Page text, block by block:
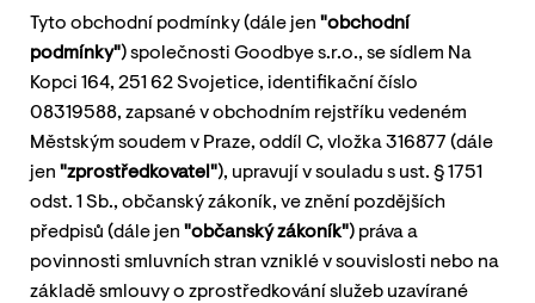
Tyto obchodní podmínky (dále jen "obchodní
podmínky") společnosti Goodbye s.r.o., se sídlem Na
Kopci 164, 251 62 Svojetice, identifikační číslo
08319588, zapsané v obchodním rejstříku vedeném
Městským soudem v Praze, oddíl C, vložka 316877 (dále
jen "zprostředkovatel"), upravují v souladu s ust. § 1751
odst. 1 Sb., občanský zákoník, ve znění pozdějších
předpisů (dále jen "občanský zákoník") práva a
povinnosti smluvních stran vzniklé v souvislosti nebo na
základě smlouvy o zprostředkování služeb uzavírané